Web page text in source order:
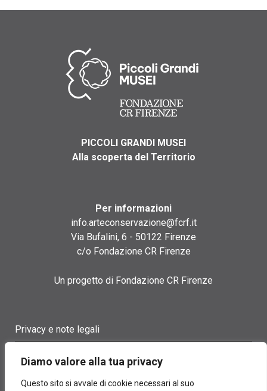
Diamo valore alla tua privacy
Questo sito si avvale di cookie necessari al suo
PICCOLI GRANDI MUSEI
Alla scoperta del Territorio
Per informazioni
info.arteconservazione@fcrf.it
Via Bufalini, 6 - 50122 Firenze
c/o Fondazione CR Firenze
Un progetto di Fondazione CR Firenze
Privacy e note legali
Cookie policy